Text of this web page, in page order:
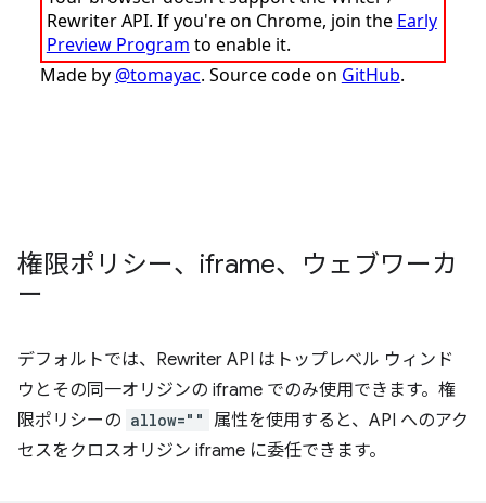
権限ポリシー、iframe、ウェブワーカ
ー
デフォルトでは、Rewriter API はトップレベル ウィンド
ウとその同一オリジンの iframe でのみ使用できます。権
限ポリシーの allow="" 属性を使用すると、API へのアク
セスをクロスオリジン iframe に委任できます。